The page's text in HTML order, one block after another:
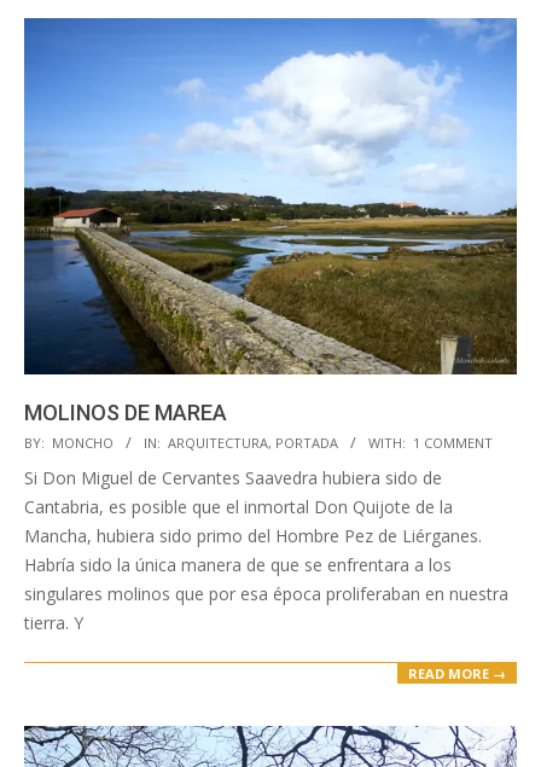
MOLINOS DE MAREA
2023-
07-
21
BY: MONCHO IN: ARQUITECTURA, PORTADA WITH: 1 COMMENT
Si Don Miguel de Cervantes Saavedra hubiera sido de
Cantabria, es posible que el inmortal Don Quijote de la
Mancha, hubiera sido primo del Hombre Pez de Liérganes.
Habría sido la única manera de que se enfrentara a los
singulares molinos que por esa época proliferaban en nuestra
tierra. Y
READ MORE →